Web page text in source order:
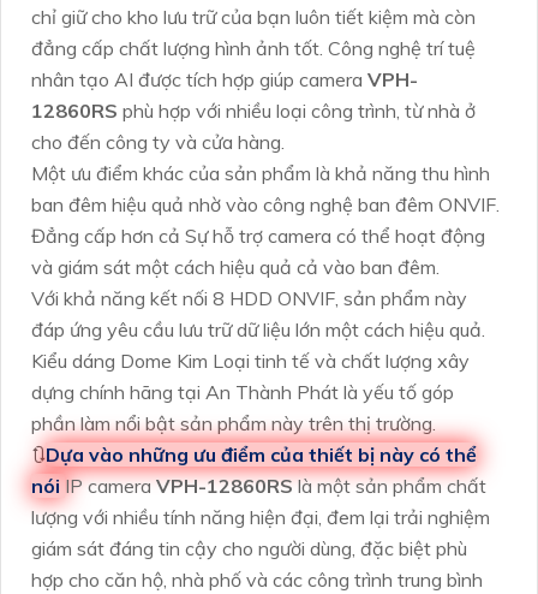
chỉ giữ cho kho lưu trữ của bạn luôn tiết kiệm mà còn
đẳng cấp chất lượng hình ảnh tốt. Công nghệ trí tuệ
nhân tạo AI được tích hợp giúp camera VPH-
12860RS phù hợp với nhiều loại công trình, từ nhà ở
cho đến công ty và cửa hàng.
Một ưu điểm khác của sản phẩm là khả năng thu hình
ban đêm hiệu quả nhờ vào công nghệ ban đêm ONVIF.
Đẳng cấp hơn cả Sự hỗ trợ camera có thể hoạt động
và giám sát một cách hiệu quả cả vào ban đêm.
Với khả năng kết nối 8 HDD ONVIF, sản phẩm này
đáp ứng yêu cầu lưu trữ dữ liệu lớn một cách hiệu quả.
Kiểu dáng Dome Kim Loại tinh tế và chất lượng xây
dựng chính hãng tại An Thành Phát là yếu tố góp
phần làm nổi bật sản phẩm này trên thị trường.
🔃Dựa vào những ưu điểm của thiết bị này có thể
nói IP cameraVPH-12860RSlà một sản phẩm chất
lượng với nhiều tính năng hiện đại, đem lại trải nghiệm
giám sát đáng tin cậy cho người dùng, đặc biệt phù
hợp cho căn hộ, nhà phố và các công trình trung bình